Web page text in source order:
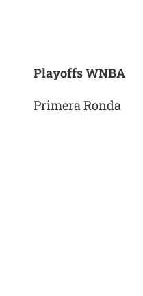
Playoffs WNBA
Primera Ronda